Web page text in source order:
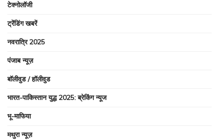
टेक्नोलॉजी
ट्रेंडिंग खबरें
नवरात्रि 2025
पंजाब न्यूज़
बॉलीवुड / हॉलीवुड
भारत-पाकिस्तान युद्ध 2025: ब्रेकिंग न्यूज
भू-माफिया
मथुरा न्यूज़